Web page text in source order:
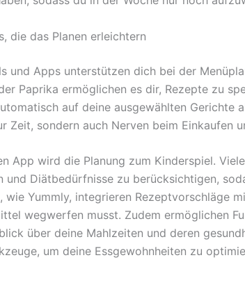
die das Planen erleichtern
und Apps unterstützen dich bei der
Paprika ermöglichen es dir, Rezepte zu
auf deine ausgewählten Gerichte
Zeit, sondern auch Nerven beim Einkaufen
App wird die Planung zum Kinderspiel.
und Diätbedürfnisse zu berücksichtigen,
wie Yummly, integrieren Rezeptvorschläge
wegwerfen musst. Zudem ermöglichen
über deine Mahlzeiten und deren
um deine Essgewohnheiten zu